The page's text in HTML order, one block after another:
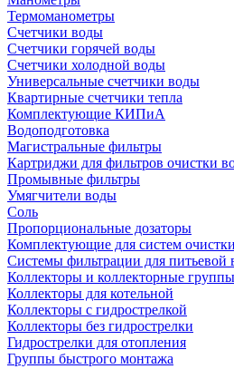
Термоманометры
Счетчики воды
Счетчики горячей воды
Счетчики холодной воды
Универсальные счетчики воды
Квартирные счетчики тепла
Комплектующие КИПиА
Водоподготовка
Магистральные фильтры
Картриджи для фильтров очистки
Промывные фильтры
Умягчители воды
Соль
Пропорциональные дозаторы
Комплектующие для систем
Системы фильтрации для питьевой
Коллекторы и коллекторные группы
Коллекторы для котельной
Коллекторы с гидрострелкой
Коллекторы без гидрострелки
Гидрострелки для отопления
Группы быстрого монтажа